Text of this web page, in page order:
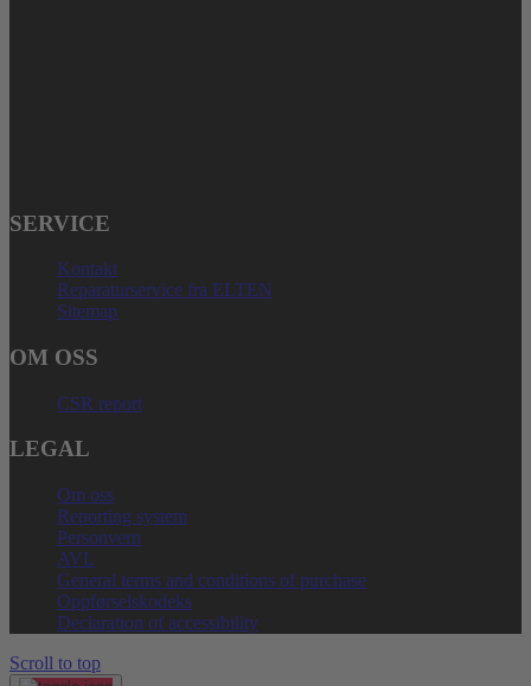
SERVICE
Kontakt
Reparaturservice fra ELTEN
Sitemap
OM OSS
CSR report
LEGAL
Om oss
Reporting system
Personvern
AVL
General terms and conditions of purchase
Oppførselskodeks
Declaration of accessibility
Scroll to top